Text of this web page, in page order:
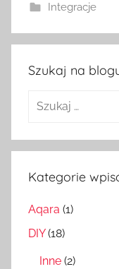
Integracje
Szukaj na
Szukaj:
Kategorie
Aqara (1)
DIY(18)
Inne (2)